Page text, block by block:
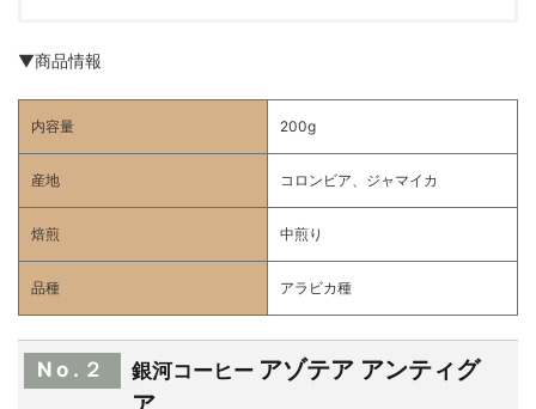
▼商品情報
内容量 200g
産地 コロンビア、ジャマイカ
焙煎 中煎り
品種 アラビカ種
No.２ 銀河コーヒー アゾテア アンティグ